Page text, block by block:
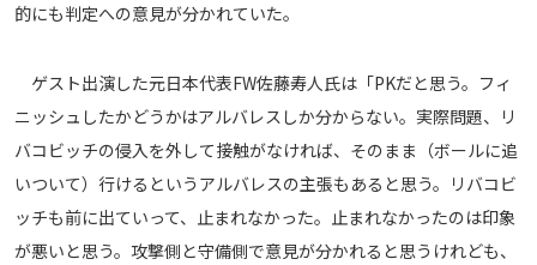
的にも判定への意見が分かれていた。
ゲスト出演した元日本代表FW佐藤寿人氏は「PKだと思う。フィ
ニッシュしたかどうかはアルバレスしか分からない。実際問題、リ
バコビッチの侵入を外して接触がなければ、そのまま（ボールに追
いついて）行けるというアルバレスの主張もあると思う。リバコビ
ッチも前に出ていって、止まれなかった。止まれなかったのは印象
が悪いと思う。攻撃側と守備側で意見が分かれると思うけれども、